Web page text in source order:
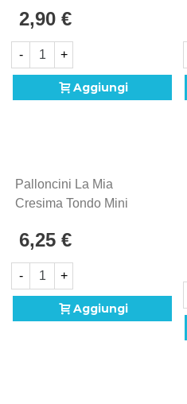
In Mylar, 1pz.
2,90 €
- +
Aggiungi
Palloncini La Mia
Cresima Tondo Mini
Mylar, 5pz.
6,25 €
- +
Aggiungi